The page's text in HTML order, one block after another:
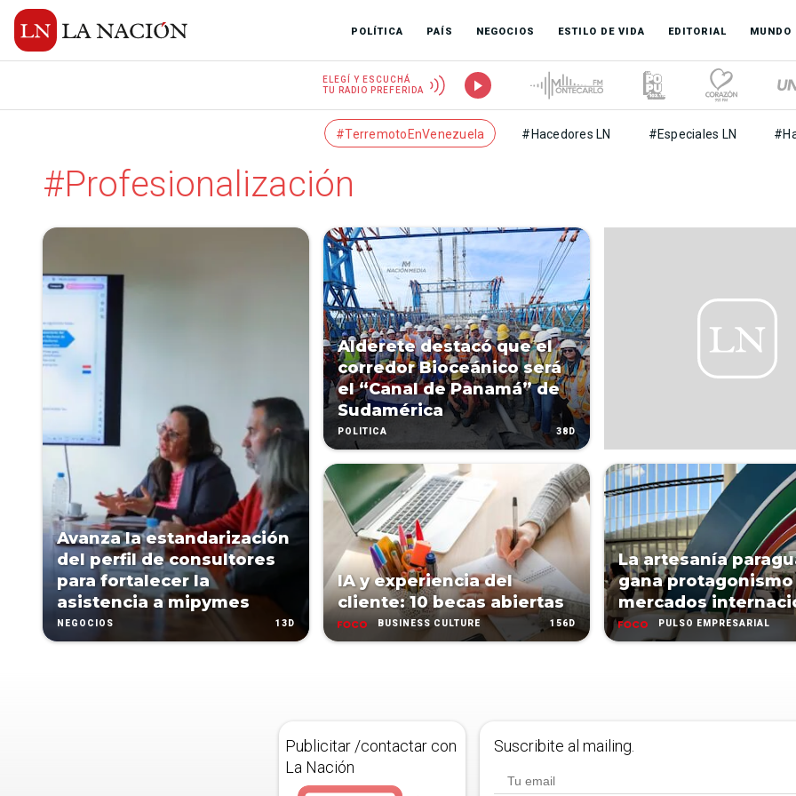
POLÍTICA PAÍS NEGOCIOS ESTILO DE VIDA EDITORIAL MUNDO
ELEGÍ Y ESCUCHÁ
TU RADIO PREFERIDA
#TerremotoEnVenezuela #Hacedores LN #Especiales LN
#Profesionalización
Avanza la estandarización
del perfil de consultores
para fortalecer la
asistencia a mipymes
NEGOCIOS 13D
Alderete destacó que el
corredor Bioceánico será
el “Canal de Panamá” de
Sudamérica
POLÍTICA 38D
IA y experiencia del
cliente: 10 becas abiertas
BUSINESS CULTURE 156D
La artesanía
gana
mercados
PULSO EMPRESARIAL
Publicitar /contactar con
La Nación
Suscribite al mailing.